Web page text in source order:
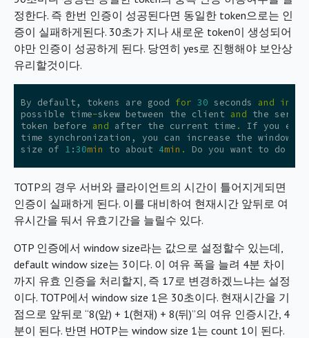
정한다. 즉 한번 인증이 성공된다면 동일한 token으로는 인
증이 실패하게된다. 30초가 지나 새로운 token이 생성되어
야만 인증이 성공하게 된다. 당연히 yes로 진행해야 보안상
유리할것이다.
By default, tokens are good for 30 seconds and in
possible
time-skew between the client and the server
token
before and after the current time . If you
time synchronization , you can increase the window
size
of 1 :30min to about 4min . Do you want to do
TOTP의 경우 서버와 클라이언트의 시간이 틀어지게되면
인증이 실패하게 된다. 이를 대비하여 현재시간 앞뒤로 여
유시간을 둬서 유효기간을 늘릴수 있다.
OTP 인증에서 window size라는 값으로 설정할수 있는데,
default window size는 3이다. 이 여유 폭을 늘려 4분 차이
까지 유효 인증을 처리할지, 즉 17로 변경하겠느냐는 설정
이다. TOTP에서 window size 1은 30초이다. 현재시간을 기
점으로 앞뒤로 “8(앞) + 1(현재) + 8(뒤)”의 여유 인증시간, 4
분이 된다. 반면 HOTP는 window size 1는 count 1이 된다.